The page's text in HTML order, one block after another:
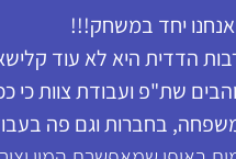
אנחנו יחד במשחק!!!
הדדית היא לא עוד
שת"פ ועבודת צוות כי
בחברות וגם פה